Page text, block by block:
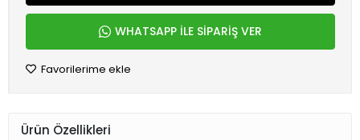
WHATSAPP İLE SİPARİŞ VER
Favorilerime ekle
Ürün Özellikleri